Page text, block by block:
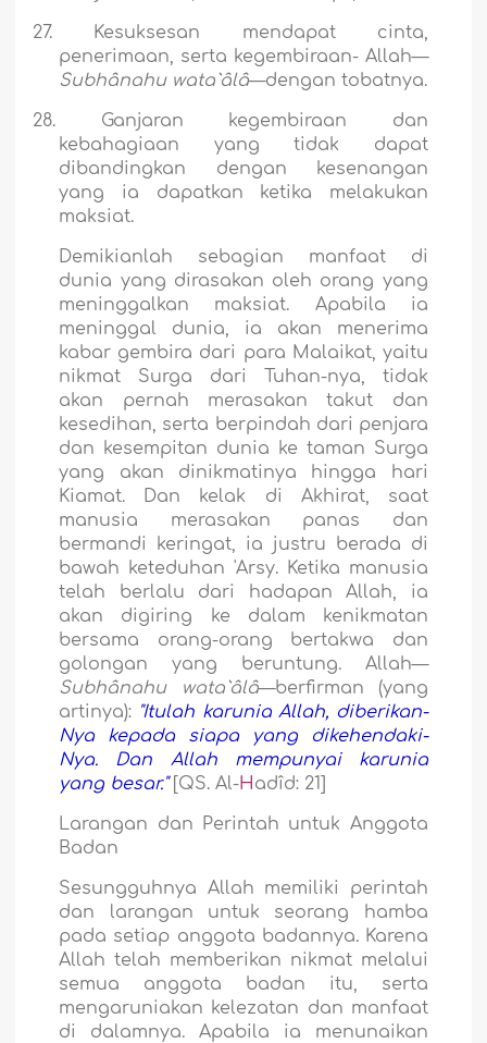
27.
Kesuksesan mendapat cinta,
penerimaan, serta kegembiraan- Allah—
Subhânahu wata`âlâ—dengan tobatnya.
28.
Ganjaran kegembiraan dan
kebahagiaan yang tidak dapat
dibandingkan dengan kesenangan
yang ia dapatkan ketika melakukan
maksiat.
Demikianlah sebagian manfaat di
dunia yang dirasakan oleh orang yang
meninggalkan maksiat. Apabila ia
meninggal dunia, ia akan menerima
kabar gembira dari para Malaikat, yaitu
nikmat Surga dari Tuhan-nya, tidak
akan pernah merasakan takut dan
kesedihan, serta berpindah dari penjara
dan kesempitan dunia ke taman Surga
yang akan dinikmatinya hingga hari
Kiamat. Dan kelak di Akhirat, saat
manusia merasakan panas dan
bermandi keringat, ia justru berada di
bawah keteduhan 'Arsy. Ketika manusia
telah berlalu dari hadapan Allah, ia
akan digiring ke dalam kenikmatan
bersama orang-orang bertakwa dan
golongan yang beruntung. Allah—
Subhânahu wata`âlâ—berfirman (yang
artinya): "Itulah karunia Allah, diberikan-
Nya kepada siapa yang dikehendaki-
Nya. Dan Allah mempunyai karunia
yang besar."[QS. Al-Hadîd: 21]
Larangan dan Perintah untuk Anggota
Badan
Sesungguhnya Allah memiliki perintah
dan larangan untuk seorang hamba
pada setiap anggota badannya. Karena
Allah telah memberikan nikmat melalui
semua anggota badan itu, serta
mengaruniakan kelezatan dan manfaat
di dalamnya. Apabila ia menunaikan